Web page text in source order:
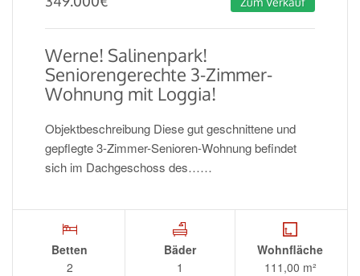
Werne! Salinenpark!
Seniorengerechte 3-Zimmer-
Wohnung mit Loggia!
Objektbeschreibung Diese gut geschnittene und
gepflegte 3-Zimmer-Senioren-Wohnung befindet
sich im Dachgeschoss des……
Betten
2
Bäder
1
Wohnfläche
111,00 m²